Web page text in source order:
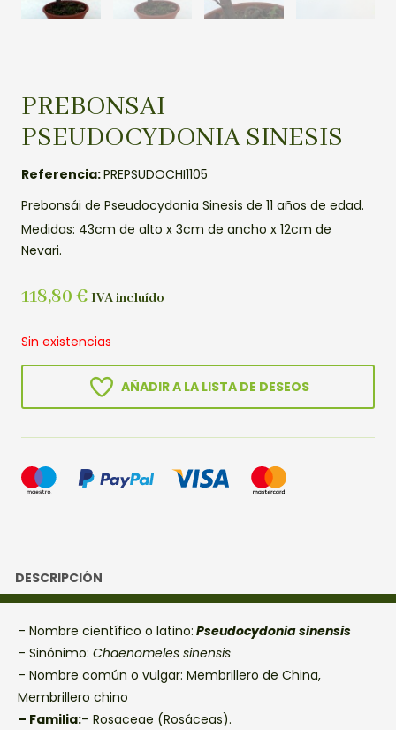
PREBONSAI
PSEUDOCYDONIA SINESIS
Referencia:PREPSUDOCHI1105
Prebonsái de Pseudocydonia Sinesis de 11 años de edad.
Medidas: 43cm de alto x 3cm de ancho x 12cm de
Nevari.
118,80 € IVA incluído
Sin existencias
AÑADIR A LA LISTA DE DESEOS
DESCRIPCIÓN
– Nombre científico o latino: Pseudocydonia sinensis
– Sinónimo: Chaenomeles sinensis
– Nombre común o vulgar: Membrillero de China,
Membrillero chino
– Familia:– Rosaceae (Rosáceas).